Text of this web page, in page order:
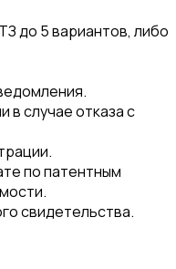
до 5 вариантов, либо
в случае отказа с
по патентным
свидетельства.